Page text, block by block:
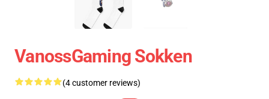
VanossGaming Sokken
(4 customer reviews)